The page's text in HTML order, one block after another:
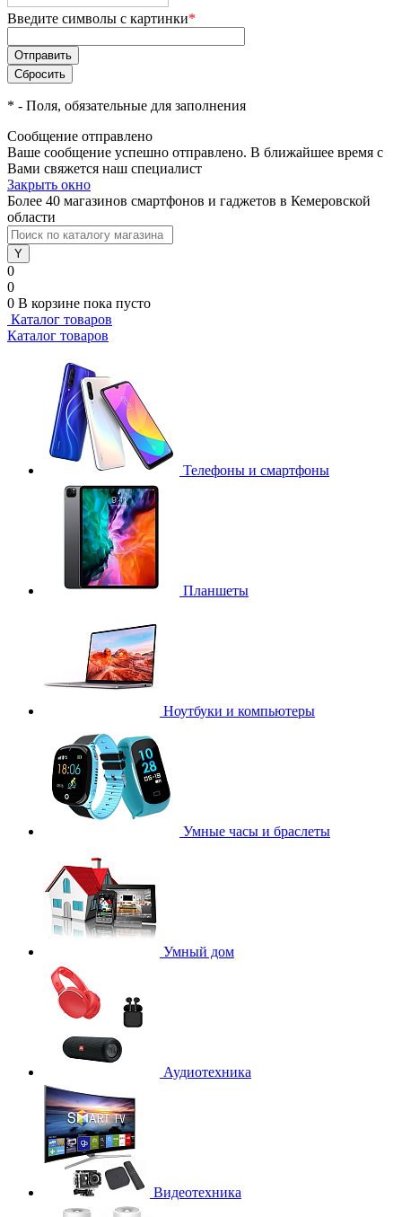
Введите символы с картинки*
* - Поля, обязательные для заполнения
Сообщение отправлено
Ваше сообщение успешно отправлено. В ближайшее время с
Вами свяжется наш специалист
Закрыть окно
Более 40 магазинов смартфонов и гаджетов в Кемеровской
области
0
0
0 В корзине пока пусто
Каталог товаров
Каталог товаров
Телефоны и смартфоны
Планшеты
Ноутбуки и компьютеры
Умные часы и браслеты
Умный дом
Аудиотехника
Видеотехника